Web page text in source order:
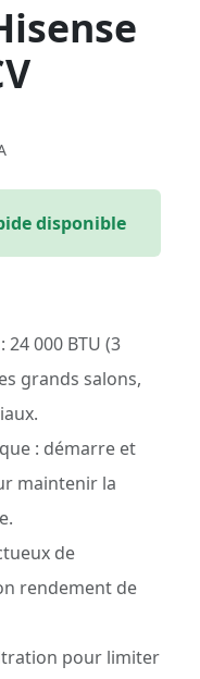
disponible
000 BTU (3
grands salons,
: démarre et
maintenir la
de
rendement de
pour limiter